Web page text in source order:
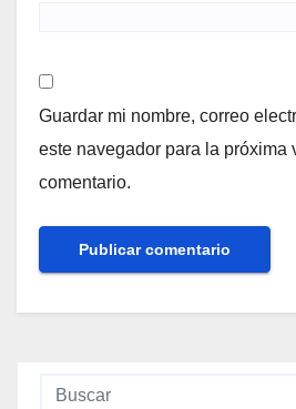
Guardar mi nombre, correo
este navegador para la próxima
comentario.